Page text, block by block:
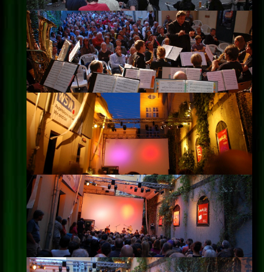
Konzept
Archiv
Kontakt
Impressum
Datenschutz